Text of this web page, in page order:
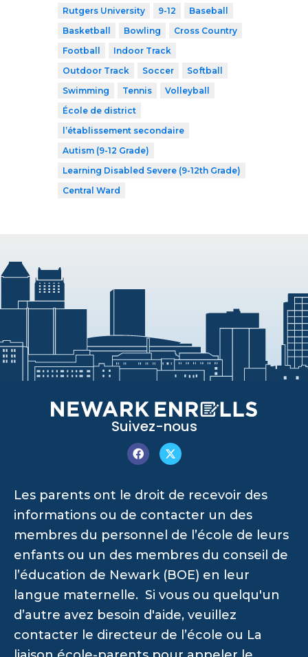
Rutgers University
9-12
Baseball
Basketball
Bowling
Cross Country
Football
Indoor Track
Outdoor Track
Soccer
Softball
Swimming
Tennis
Volleyball
École de district
l’établissement secondaire
Autism (9-12 Grade)
Learning Disabled Severe (9-12th Grade)
Central Ward
Suivez-nous
Les parents ont le droit de recevoir des
informations ou de contacter un des
membres du personnel de l’école de leurs
enfants ou un des membres du conseil de
l’éducation de Newark (BOE) en leur
langue maternelle. Si vous ou quelqu'un
d’autre avez besoin d'aide, veuillez
contacter le directeur de l’école ou La